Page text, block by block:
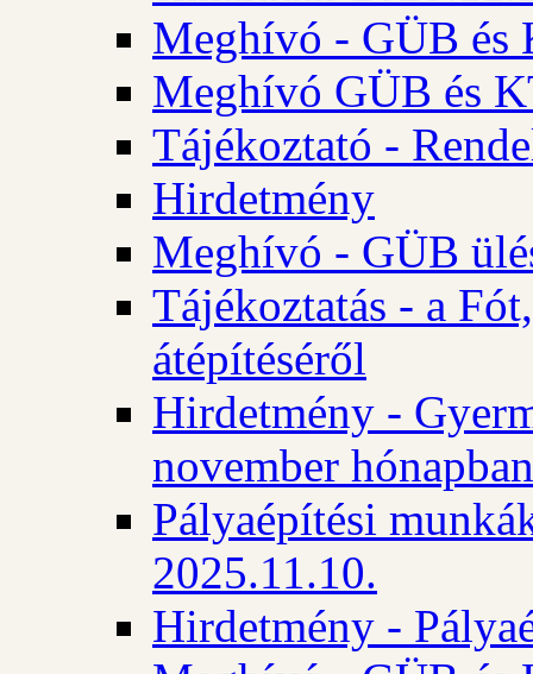
Meghívó - GÜB és
Meghívó GÜB és
Tájékoztató -
Hirdetmény
Meghívó - GÜB
Tájékoztatás - a
átépítéséről
Hirdetmény -
november hónapban
Pályaépítési
2025.11.10.
Hirdetmény -